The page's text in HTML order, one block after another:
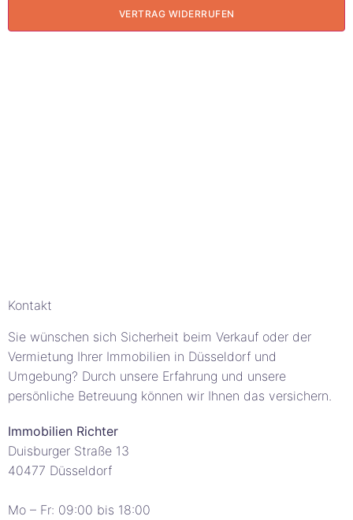
VERTRAG WIDERRUFEN
Kontakt
Sie wünschen sich Sicherheit beim Verkauf oder der
Vermietung Ihrer Immobilien in Düsseldorf und
Umgebung? Durch unsere Erfahrung und unsere
persönliche Betreuung können wir Ihnen das versichern.
Immobilien Richter
Duisburger Straße 13
40477 Düsseldorf
Mo – Fr: 09:00 bis 18:00